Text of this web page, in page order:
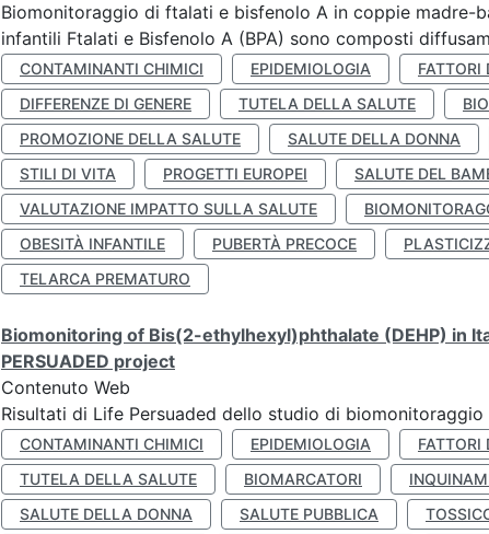
Biomonitoraggio di ftalati e bisfenolo A in coppie madre-
infantili Ftalati e Bisfenolo A (BPA) sono composti
CONTAMINANTI CHIMICI EPIDEMIOLOGIA FATTORI
DIFFERENZE DI GENERE
TUTELA DELLA SALUTE
PROMOZIONE DELLA SALUTE
SALUTE DELLA DONNA
STILI DI VITA
PROGETTI EUROPEI SALUTE DEL
VALUTAZIONE IMPATTO SULLA SALUTE
OBESITÀ INFANTILE
PUBERTÀ PRECOCE
TELARCA PREMATURO
Biomonitoring of Bis(2-ethylhexyl)phthalate (DEHP) in
PERSUADED project
Contenuto Web
Risultati di Life Persuaded dello studio di biomonitoraggio
CONTAMINANTI CHIMICI EPIDEMIOLOGIA FATTORI
TUTELA DELLA SALUTE
BIOMARCATORI
SALUTE DELLA DONNA
SALUTE PUBBLICA